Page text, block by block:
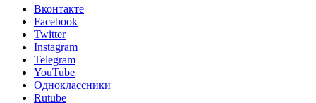
Вконтакте
Facebook
Twitter
Instagram
Telegram
YouTube
Одноклассники
Rutube